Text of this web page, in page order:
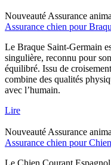
Nouveauté Assurance
Assurance chien pour
Le Braque Saint-Germain
singulière, reconnu pour
équilibré. Issu de
combine des qualités
avec l’humain.
Lire
Nouveauté Assurance
Assurance chien pour
Le Chien Courant